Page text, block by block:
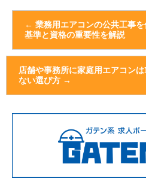
← 業務用エアコンの公共工事
基準と資格の重要性を解説
店舗や事務所に家庭用エアコン
ない選び方 →